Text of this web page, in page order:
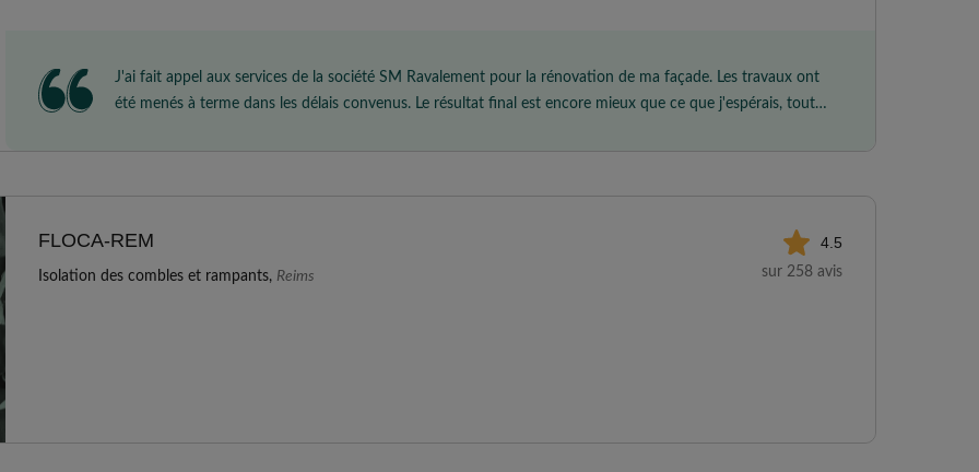
J'ai fait appel aux services de la société SM Ravalement pour la rénovation de ma façade. Les travaux ont
été menés à terme dans les délais convenus. Le résultat final est encore mieux que ce que j'espérais, tout
FLOCA-REM
Isolation des combles et rampants, Reims
4.5
sur 258 avis